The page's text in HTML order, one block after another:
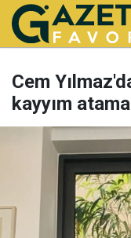
Cem
kayyım